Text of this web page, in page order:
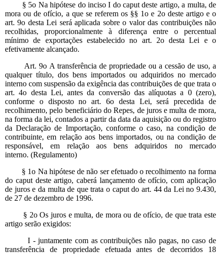
§ 5o Na hipótese do inciso I do caput deste artigo, a multa, de
mora ou de ofício, a que se referem os §§ 1o e 2o deste artigo e o
art. 9o desta Lei será aplicada sobre o valor das contribuições não
recolhidas, proporcionalmente à diferença entre o percentual
mínimo de exportações estabelecido no art. 2o desta Lei e o
efetivamente alcançado.
Art. 9o A transferência de propriedade ou a cessão de uso, a
qualquer título, dos bens importados ou adquiridos no mercado
interno com suspensão da exigência das contribuições de que trata o
art. 4o desta Lei, antes da conversão das alíquotas a 0 (zero),
conforme o disposto no art. 6o desta Lei, será precedida de
recolhimento, pelo beneficiário do Repes, de juros e multa de mora,
na forma da lei, contados a partir da data da aquisição ou do registro
da Declaração de Importação, conforme o caso, na condição de
contribuinte, em relação aos bens importados, ou na condição de
responsável, em relação aos bens adquiridos no mercado
interno. (Regulamento)
§ 1o Na hipótese de não ser efetuado o recolhimento na forma
do caput deste artigo, caberá lançamento de ofício, com aplicação
de juros e da multa de que trata o caput do art. 44 da Lei no 9.430,
de 27 de dezembro de 1996.
§ 2o Os juros e multa, de mora ou de ofício, de que trata este
artigo serão exigidos:
I - juntamente com as contribuições não pagas, no caso de
transferência de propriedade efetuada antes de decorridos 18